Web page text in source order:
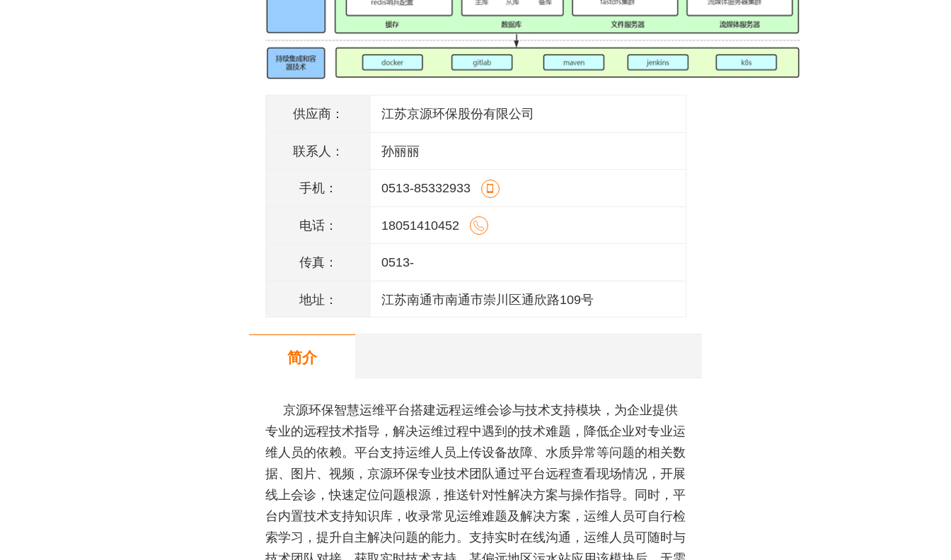
供应商： 江苏京源环保股份有限公司
联系人： 孙丽丽
手机： 0513-85332933
电话： 18051410452
传真： 0513-
地址： 江苏南通市南通市崇川区通欣路109号
简介
京源环保智慧运维平台搭建远程运维会诊与技术支持模块，为企业提供
专业的远程技术指导，解决运维过程中遇到的技术难题，降低企业对专业运
维人员的依赖。平台支持运维人员上传设备故障、水质异常等问题的相关数
据、图片、视频，京源环保专业技术团队通过平台远程查看现场情况，开展
线上会诊，快速定位问题根源，推送针对性解决方案与操作指导。同时，平
台内置技术支持知识库，收录常见运维难题及解决方案，运维人员可自行检
索学习，提升自主解决问题的能力。支持实时在线沟通，运维人员可随时与